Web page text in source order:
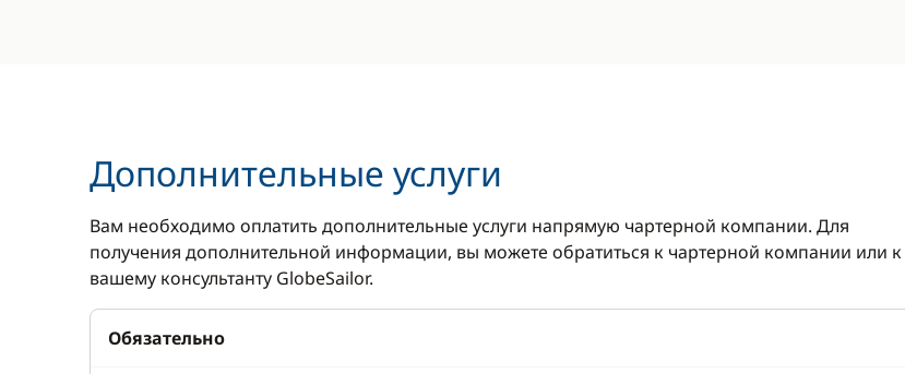
Дополнительные услуги
Вам необходимо оплатить дополнительные услуги напрямую чартерной компании. Для
получения дополнительной информации, вы можете обратиться к чартерной компании или к
вашему консультанту GlobeSailor.
Обязательно